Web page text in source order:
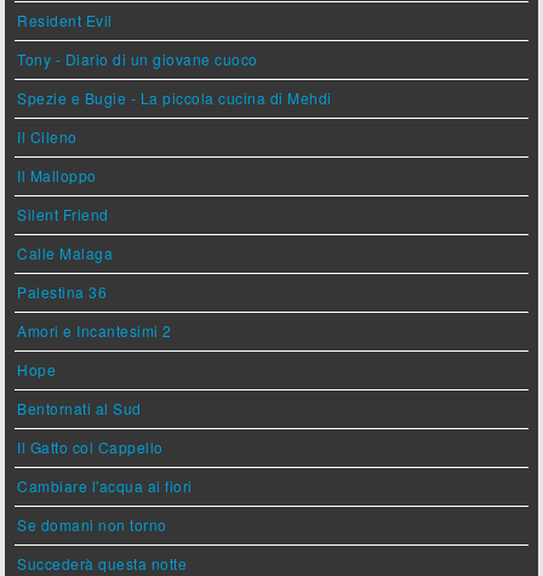
Resident Evil
Tony - Diario di un giovane cuoco
Spezie e Bugie - La piccola cucina di Mehdi
Il Cileno
Il Malloppo
Silent Friend
Calle Malaga
Palestina 36
Amori e Incantesimi 2
Hope
Bentornati al Sud
Il Gatto col Cappello
Cambiare l'acqua ai fiori
Se domani non torno
Succederà questa notte